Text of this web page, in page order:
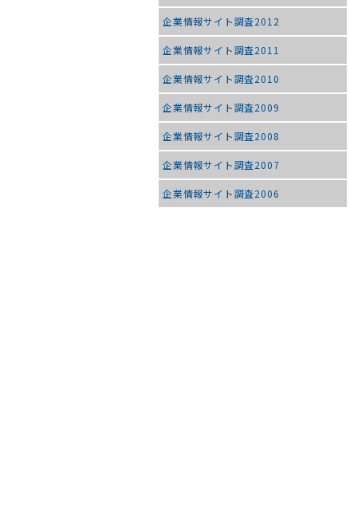
企業情報サイト調査2012
企業情報サイト調査2011
企業情報サイト調査2010
企業情報サイト調査2009
企業情報サイト調査2008
企業情報サイト調査2007
企業情報サイト調査2006